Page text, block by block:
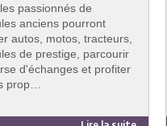
passionnés de
anciens pourront
autos, motos, tracteurs,
de prestige, parcourir
d'échanges et profiter
prop…